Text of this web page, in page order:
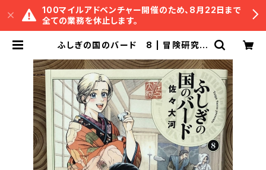
100マイルアドベンチャー開催のため、8月22日まで
全ての業務を休止します。
ふしぎの国のバード 8 | 冒険研究所